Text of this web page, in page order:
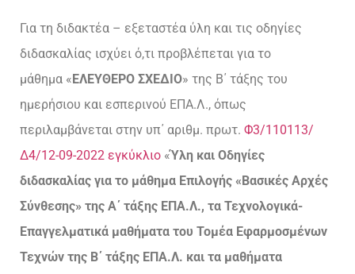
Για τη διδακτέα – εξεταστέα ύλη και τις οδηγίες
διδασκαλίας ισχύει ό,τι προβλέπεται για το
μάθημα «ΕΛΕΥΘΕΡΟ ΣΧΕΔΙΟ» της Β΄ τάξης του
ημερήσιου και εσπερινού ΕΠΑ.Λ., όπως
περιλαμβάνεται στην υπ΄ αριθμ. πρωτ. Φ3/110113/
Δ4/12-09-2022 εγκύκλιο «Ύλη και Οδηγίες
διδασκαλίας για το μάθημα Επιλογής «Βασικές Αρχές
Σύνθεσης» της Α΄ τάξης ΕΠΑ.Λ., τα Τεχνολογικά-
Επαγγελματικά μαθήματα του Τομέα Εφαρμοσμένων
Τεχνών της Β΄ τάξης ΕΠΑ.Λ. και τα μαθήματα